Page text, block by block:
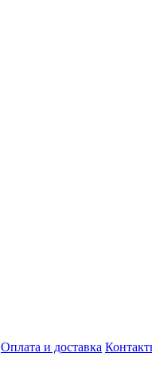
Оплата и доставка